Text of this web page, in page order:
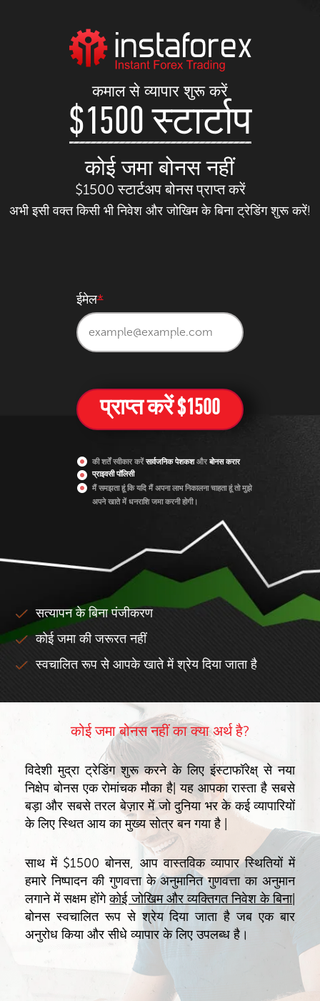
कमाल से व्यापार शुरू करें
$1500 स्टार्टाप
कोई जमा बोनस नहीं
$1500 स्टार्टअप बोनस प्राप्त करें
अभी इसी वक्त किसी भी निवेश और जोखिम के बिना ट्रेडिंग शुरू करें!
ईमेल*
की शर्तें स्वीकार करेंसार्वजनिक पेशकशऔरबोनस करार
प्राइवसी पॉलिसी
मैं समझता हूं कि यदि मैं अपना लाभ निकालना चाहता हूं तो मुझे
अपने खाते में धनराशि जमा करनी होगी।
सत्यापन के बिना पंजीकरण
कोई जमा की जरूरत नहीं
स्वचालित रूप से आपके खाते में श्रेय दिया जाता है
कोई जमा बोनस नहीं का क्या अर्थ है?
विदेशी मुद्रा ट्रेडिंग शुरू करने के लिए इंस्टाफॉरेक्ष् से नया
निक्षेप बोनस एक रोमांचक मौका है| यह आपका रास्ता है सबसे
बड़ा और सबसे तरल बेज़ार में जो दुनिया भर के कई व्यापारियों
के लिए स्थित आय का मुख्य सोत्र बन गया है |
साथ में $1500 बोनस, आप वास्तविक व्यापार स्थितियों में
हमारे निष्पादन की गुणवत्ता के अनुमानित गुणवत्ता का अनुमान
लगाने में सक्षम होंगेकोई जोखिम और व्यक्तिगत निवेश के बिना|
बोनस स्वचालित रूप से श्रेय दिया जाता है जब एक बार
अनुरोध किया और सीधे व्यापार के लिए उपलब्ध है।